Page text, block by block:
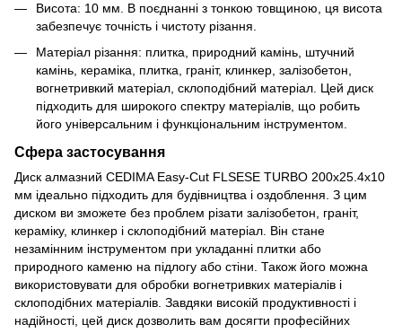
Висота: 10 мм. В поєднанні з тонкою товщиною, ця висота
забезпечує точність і чистоту різання.
Матеріал різання: плитка, природний камінь, штучний
камінь, кераміка, плитка, граніт, клинкер, залізобетон,
вогнетривкий матеріал, склоподібний матеріал. Цей диск
підходить для широкого спектру матеріалів, що робить
його універсальним і функціональним інструментом.
Сфера застосування
Диск алмазний CEDIMA Easy-Cut FLSESE TURBO 200х25.4х10
мм ідеально підходить для будівництва і оздоблення. З цим
диском ви зможете без проблем різати залізобетон, граніт,
кераміку, клинкер і склоподібний матеріал. Він стане
незамінним інструментом при укладанні плитки або
природного каменю на підлогу або стіни. Також його можна
використовувати для обробки вогнетривких матеріалів і
склоподібних матеріалів. Завдяки високій продуктивності і
надійності, цей диск дозволить вам досягти професійних